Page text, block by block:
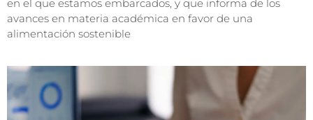
en el que estamos embarcados, y que informa de los
avances en materia académica en favor de una
alimentación sostenible